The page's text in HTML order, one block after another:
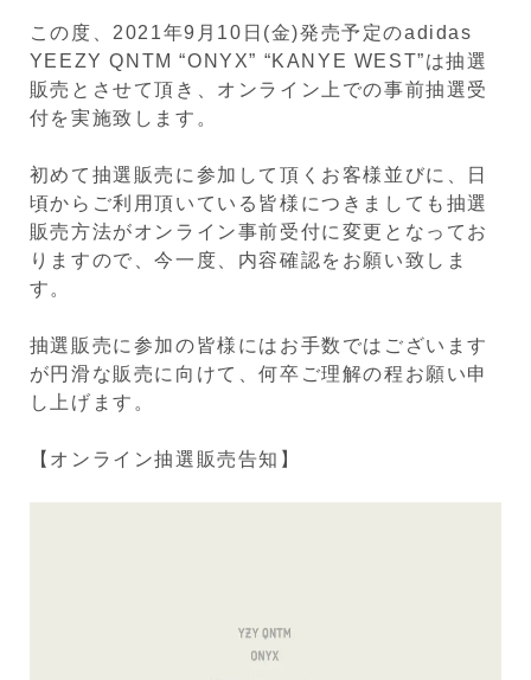
この度、2021年9月10日(金)発売予定のadidas
YEEZY QNTM “ONYX” “KANYE WEST”は抽選
販売とさせて頂き、オンライン上での事前抽選受
付を実施致します。
初めて抽選販売に参加して頂くお客様並びに、日
頃からご利用頂いている皆様につきましても抽選
販売方法がオンライン事前受付に変更となってお
りますので、今一度、内容確認をお願い致しま
す。
抽選販売に参加の皆様にはお手数ではございます
が円滑な販売に向けて、何卒ご理解の程お願い申
し上げます。
【オンライン抽選販売告知】